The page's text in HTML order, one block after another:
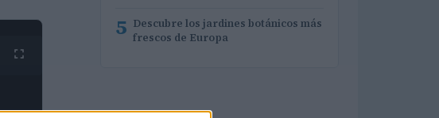
5 Descubre los jardines botánicos más
frescos de Europa